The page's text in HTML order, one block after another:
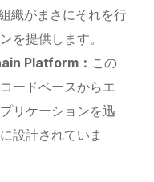
織がまさにそれを行
を提供します。
Platform： この
ードベースからエ
リケーションを迅
設計されていま